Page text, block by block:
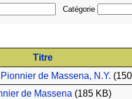
Catégorie
Titre
de Massena, N.Y.
de Massena (185 KB)